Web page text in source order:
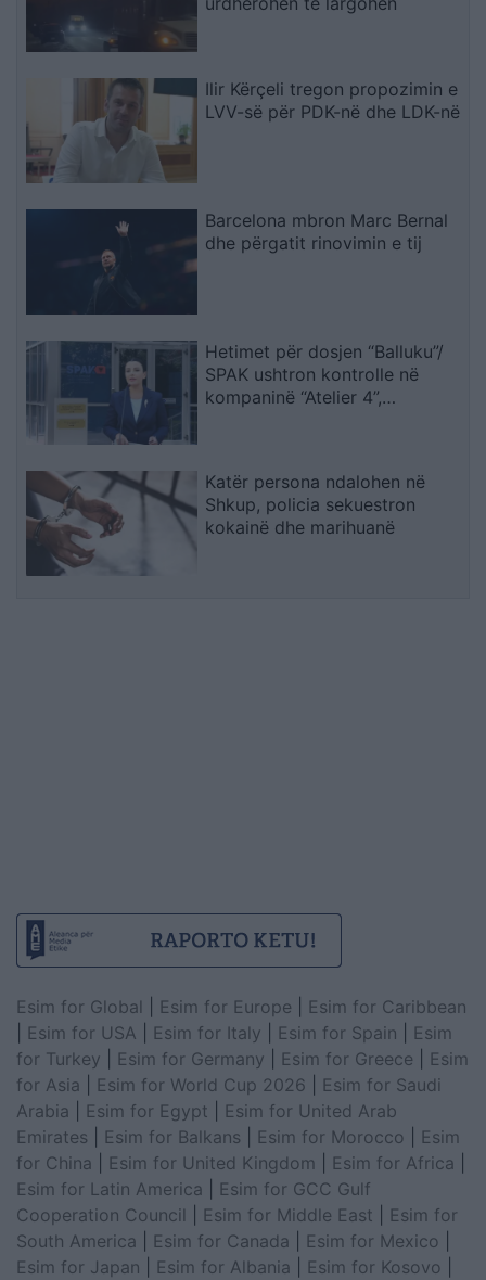
Ilir Kërçeli tregon propozimin e
LVV-së për PDK-në dhe LDK-në
Barcelona mbron Marc Bernal
dhe përgatit rinovimin e tij
Hetimet për dosjen “Balluku”/
SPAK ushtron kontrolle në
kompaninë “Atelier 4”,
Katër persona ndalohen në
Shkup, policia sekuestron
kokainë dhe marihuanë
Esim for Global Esim for Europe
Esim for Caribbean
Esim for USA Esim for Italy Esim for Spain
Esim
for Turkey
Esim for Germany Esim for Greece
Esim
for Asia
Esim for World Cup 2026
Esim for Saudi
Arabia
Esim for Egypt
Esim for United Arab
Emirates
Esim for Balkans Esim for Morocco
Esim
for China
Esim for United Kingdom Esim for Africa
Esim for Latin America
Esim for GCC Gulf
Cooperation Council
Esim for Middle East
Esim for
South America
Esim for Canada Esim for Mexico
Esim for Japan
Esim for Albania Esim for Kosovo